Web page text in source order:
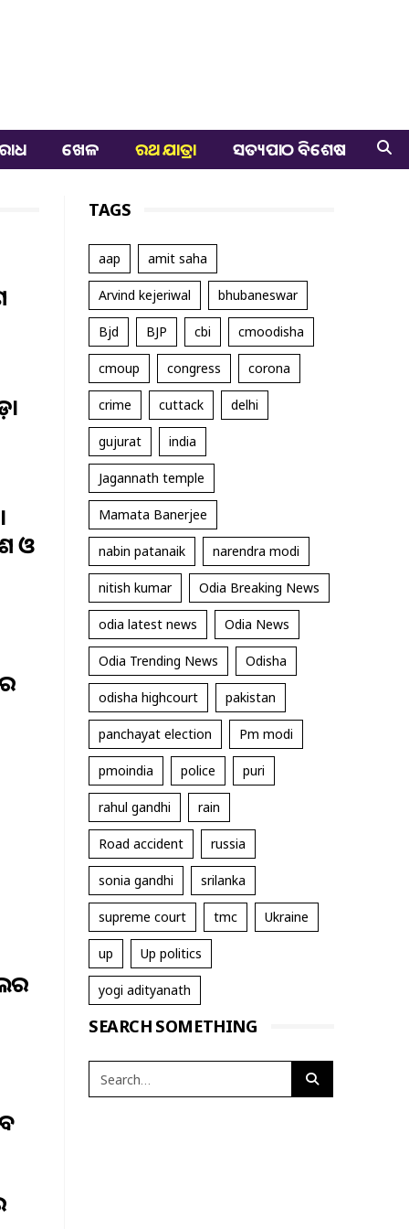
ଖେଳ ରଥ ଯାତ୍ରା ସତ୍ୟପାଠ ବିଶେଷ
ଓ
TAGS
aap amit saha
Arvind kejeriwal bhubaneswar
Bjd BJP cbi cmoodisha
cmoup congress corona
crime cuttack delhi
gujurat india
Jagannath temple
Mamata Banerjee
nabin patanaik narendra modi
nitish kumar Odia Breaking News
odia latest news Odia News
Odia Trending News Odisha
odisha highcourt pakistan
panchayat election Pm modi
pmoindia police puri
rahul gandhi rain
Road accident russia
sonia gandhi srilanka
supreme court tmc Ukraine
up Up politics
yogi adityanath
SEARCH SOMETHING